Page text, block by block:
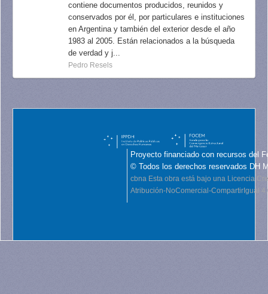
contiene documentos producidos, reunidos y
conservados por él, por particulares e instituciones
en Argentina y también del exterior desde el año
1983 al 2005. Están relacionados a la búsqueda
de verdad y j...
Pedro Resels
Proyecto financiado con recursos del
© Todos los derechos reservados DH
cbna Esta obra está bajo una Licencia
Atribución-NoComercial-CompartirIgual